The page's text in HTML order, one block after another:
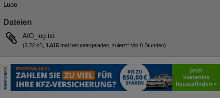
Lupo
Dateien
AIO_log.txt
(3,72 kB, 1.615 mal heruntergeladen, zuletzt: Vor 8 Stunden)